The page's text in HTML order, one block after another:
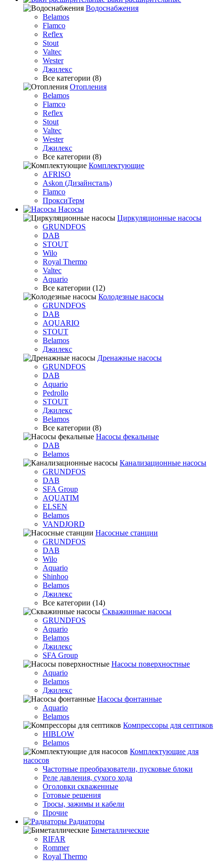
Водоснабжения
Belamos
Flamco
Reflex
Stout
Valtec
Wester
Джилекс
Все категории (8)
Отопления
Belamos
Flamco
Reflex
Stout
Valtec
Wester
Джилекс
Все категории (8)
Комплектующие
AFRISO
Askon (Дизайнсталь)
Flamco
ПроксиТерм
Насосы
Циркуляционные насосы
GRUNDFOS
DAB
STOUT
Wilo
Royal Thermo
Valtec
Aquario
Все категории (12)
Колодезные насосы
GRUNDFOS
DAB
AQUARIO
STOUT
Belamos
Джилекс
Дренажные насосы
GRUNDFOS
DAB
Aquario
Pedrollo
STOUT
Джилекс
Belamos
Все категории (8)
Насосы фекальные
DAB
Belamos
Канализационные насосы
GRUNDFOS
DAB
SFA Group
AQUATIM
ELSEN
Belamos
VANDJORD
Насосные станции
GRUNDFOS
DAB
Wilo
Aquario
Shinhoo
Belamos
Джилекс
Все категории (14)
Скважинные насосы
GRUNDFOS
Aquario
Belamos
Джилекс
SFA Group
Насосы поверхностные
Aquario
Belamos
Джилекс
Насосы фонтанные
Aquario
Belamos
Компрессоры для септиков
HIBLOW
Belamos
Комплектующие для
насосов
Частотные преобразователи, пусковые блоки
Реле давления, сухого хода
Оголовки скваженные
Готовые решения
Тросы, зажимы и кабели
Прочие
Радиаторы
Биметаллические
RIFAR
Rommer
Royal Thermo